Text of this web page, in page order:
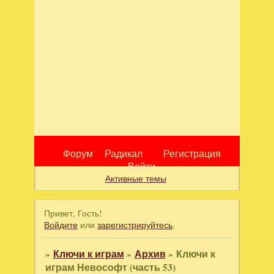
Форум Радикал
Регистрация
Войти
Активные темы
Привет, Гость!
Войдите илизарегистрируйтесь.
» Ключи к играм » Архив» Ключи к
играм Невософт (часть 53)